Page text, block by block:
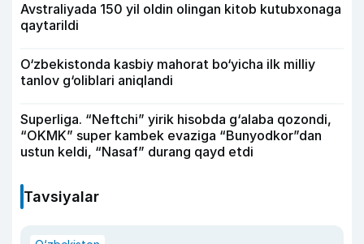
Avstraliyada 150 yil oldin olingan kitob kutubxonaga
qaytarildi
O‘zbekistonda kasbiy mahorat bo‘yicha ilk milliy
tanlov g‘oliblari aniqlandi
Superliga. “Neftchi” yirik hisobda g‘alaba qozondi,
“OKMK” super kambek evaziga “Bunyodkor”dan
ustun keldi, “Nasaf” durang qayd etdi
Tavsiyalar